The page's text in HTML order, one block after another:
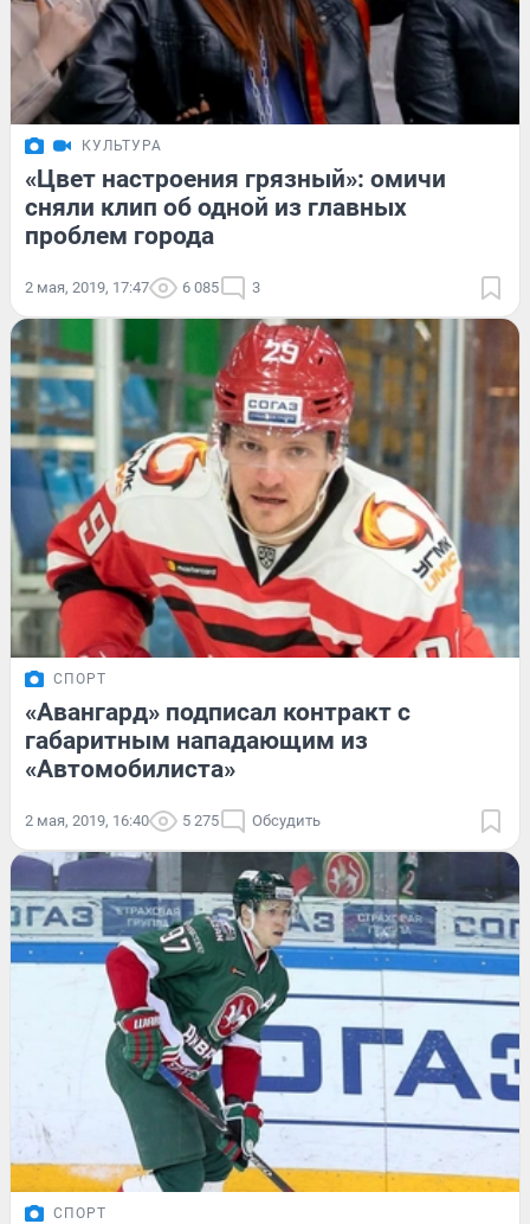
КУЛЬТУРА
«Цвет настроения грязный»: омичи
сняли клип об одной из главных
проблем города
2 мая, 2019, 17:47 6 085 3
СПОРТ
«Авангард» подписал контракт с
габаритным нападающим из
«Автомобилиста»
2 мая, 2019, 16:40 5 275 Обсудить
СПОРТ